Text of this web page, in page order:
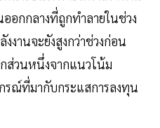
อกกลางที่ถูกทำลายในช่วง
งานจะยังสูงกว่าช่วงก่อน
ส่วนหนึ่งจากแนวโน้ม
รณ์ที่มากับกระแสการลงทุน